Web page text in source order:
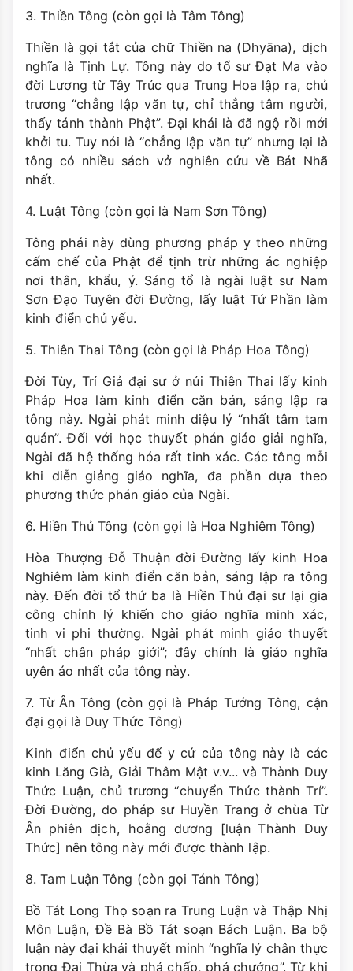
3. Thiền Tông (còn gọi là Tâm Tông)
Thiền là gọi tắt của chữ Thiền na (Dhyāna), dịch
nghĩa là Tịnh Lự. Tông này do tổ sư Ðạt Ma vào
đời Lương từ Tây Trúc qua Trung Hoa lập ra, chủ
trương “chẳng lập văn tự, chỉ thẳng tâm người,
thấy tánh thành Phật”. Ðại khái là đã ngộ rồi mới
khởi tu. Tuy nói là “chẳng lập văn tự” nhưng lại là
tông có nhiều sách vở nghiên cứu về Bát Nhã
nhất.
4. Luật Tông (còn gọi là Nam Sơn Tông)
Tông phái này dùng phương pháp y theo những
cấm chế của Phật để tịnh trừ những ác nghiệp
nơi thân, khẩu, ý. Sáng tổ là ngài luật sư Nam
Sơn Ðạo Tuyên đời Ðường, lấy luật Tứ Phần làm
kinh điển chủ yếu.
5. Thiên Thai Tông (còn gọi là Pháp Hoa Tông)
Ðời Tùy, Trí Giả đại sư ở núi Thiên Thai lấy kinh
Pháp Hoa làm kinh điển căn bản, sáng lập ra
tông này. Ngài phát minh diệu lý “nhất tâm tam
quán”. Ðối với học thuyết phán giáo giải nghĩa,
Ngài đã hệ thống hóa rất tinh xác. Các tông mỗi
khi diễn giảng giáo nghĩa, đa phần dựa theo
phương thức phán giáo của Ngài.
6. Hiền Thủ Tông (còn gọi là Hoa Nghiêm Tông)
Hòa Thượng Ðỗ Thuận đời Ðường lấy kinh Hoa
Nghiêm làm kinh điển căn bản, sáng lập ra tông
này. Ðến đời tổ thứ ba là Hiền Thủ đại sư lại gia
công chỉnh lý khiến cho giáo nghĩa minh xác,
tinh vi phi thường. Ngài phát minh giáo thuyết
“nhất chân pháp giới”; đây chính là giáo nghĩa
uyên áo nhất của tông này.
7. Từ Ân Tông (còn gọi là Pháp Tướng Tông, cận
đại gọi là Duy Thức Tông)
Kinh điển chủ yếu để y cứ của tông này là các
kinh Lăng Già, Giải Thâm Mật v.v... và Thành Duy
Thức Luận, chủ trương “chuyển Thức thành Trí”.
Ðời Ðường, do pháp sư Huyền Trang ở chùa Từ
Ân phiên dịch, hoằng dương [luận Thành Duy
Thức] nên tông này mới được thành lập.
8. Tam Luận Tông (còn gọi Tánh Tông)
Bồ Tát Long Thọ soạn ra Trung Luận và Thập Nhị
Môn Luận, Ðề Bà Bồ Tát soạn Bách Luận. Ba bộ
luận này đại khái thuyết minh “nghĩa lý chân thực
trong Ðại Thừa và phá chấp, phá chướng”. Từ khi